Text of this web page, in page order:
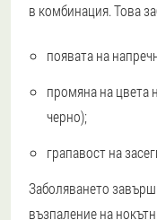
в комбинация. Това
появата на
промяна на цвета
черно);
грапавост на
Заболяването
възпаление на